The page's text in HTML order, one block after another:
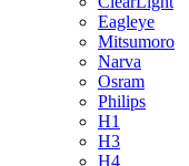
Eagleye
Mitsumoro
Narva
Osram
Philips
H1
H3
H4